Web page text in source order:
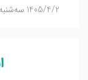
1405/4/2 سه‌شنبه